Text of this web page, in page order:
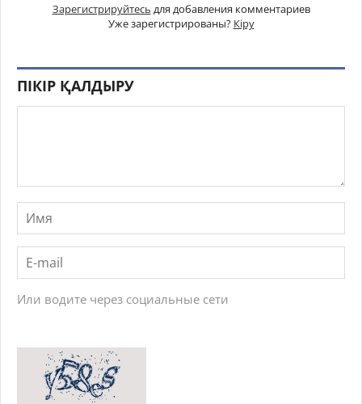
Зарегистрируйтесь для добавления комментариев
Уже зарегистрированы? Кіру
ПІКІР ҚАЛДЫРУ
Или водите через социальные сети